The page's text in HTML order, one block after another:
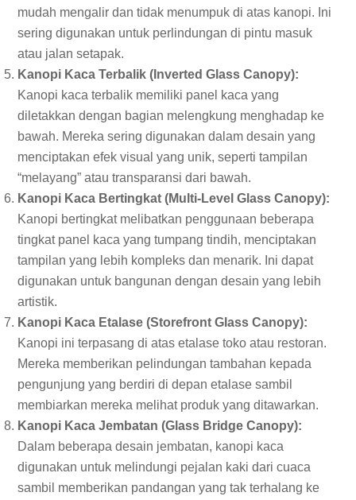
mudah mengalir dan tidak menumpuk di atas kanopi. Ini
sering digunakan untuk perlindungan di pintu masuk
atau jalan setapak.
Kanopi Kaca Terbalik (Inverted Glass Canopy):
Kanopi kaca terbalik memiliki panel kaca yang
diletakkan dengan bagian melengkung menghadap ke
bawah. Mereka sering digunakan dalam desain yang
menciptakan efek visual yang unik, seperti tampilan
“melayang” atau transparansi dari bawah.
Kanopi Kaca Bertingkat (Multi-Level Glass Canopy):
Kanopi bertingkat melibatkan penggunaan beberapa
tingkat panel kaca yang tumpang tindih, menciptakan
tampilan yang lebih kompleks dan menarik. Ini dapat
digunakan untuk bangunan dengan desain yang lebih
artistik.
Kanopi Kaca Etalase (Storefront Glass Canopy):
Kanopi ini terpasang di atas etalase toko atau restoran.
Mereka memberikan pelindungan tambahan kepada
pengunjung yang berdiri di depan etalase sambil
membiarkan mereka melihat produk yang ditawarkan.
Kanopi Kaca Jembatan (Glass Bridge Canopy):
Dalam beberapa desain jembatan, kanopi kaca
digunakan untuk melindungi pejalan kaki dari cuaca
sambil memberikan pandangan yang tak terhalang ke